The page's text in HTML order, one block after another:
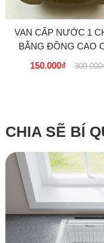
VAN CẤP NƯỚC 1
BẰNG ĐỒNG CAO
PHI FI 21, 27, 34 GIÁ
150.000₫
CHIA SẼ BÍ